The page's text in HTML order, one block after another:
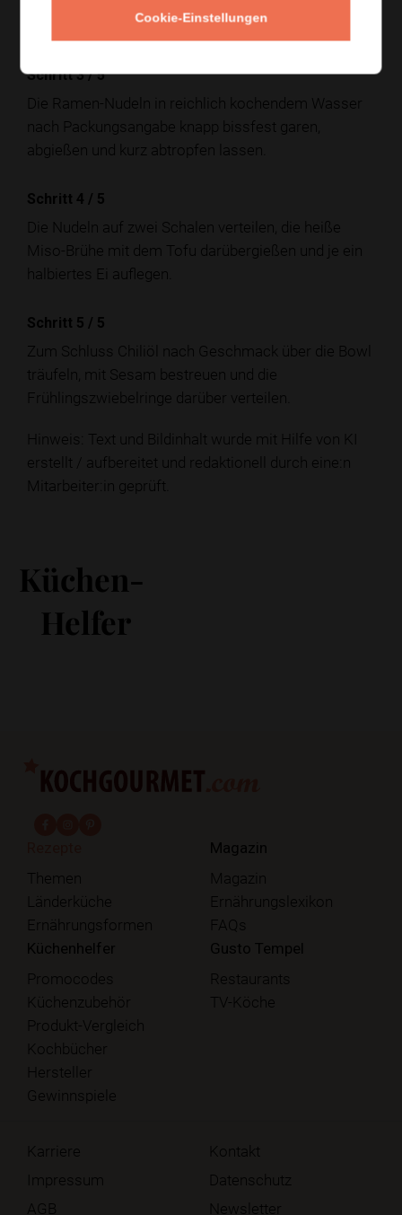
Tofu darin warm ziehen lassen.
Schritt 3/5
Die Ramen-Nudeln in reichlich kochendem Wasser
nach Packungsangabe knapp bissfest garen,
abgießen und kurz abtropfen lassen.
Schritt 4 / 5
Die Nudeln auf zwei Schalen verteilen, die heiße
Miso-Brühe mit dem Tofu darübergießen und je ein
halbiertes Ei auflegen.
Schritt 5 / 5
Zum Schluss Chiliöl nach Geschmack über die Bowl
träufeln, mit Sesam bestreuen und die
Frühlingszwiebelringe darüber verteilen.
Hinweis: Text und Bildinhalt wurde mit Hilfe von KI
erstellt / aufbereitet und redaktionell durch eine:n
Mitarbeiter:in geprüft.
Küchen-
Helfer
Themen
Länderküche
Ernährungsformen
Magazin
Magazin
Ernährungslexikon
FAQs
Küchenhelfer
Promocodes
Küchenzubehör
Produkt-Vergleich
Kochbücher
Hersteller
Gewinnspiele
Gusto Tempel
Restaurants
TV-Köche
Karriere
Kontakt
Impressum
Datenschutz
AGB
Newsletter
Cookie-Einstellungen